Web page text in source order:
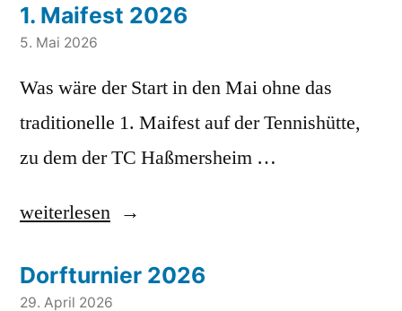
Jürgen
Emmert!“
1. Maifest 2026
5. Mai 2026
Was wäre der Start in den Mai ohne das
traditionelle 1. Maifest auf der Tennishütte,
zu dem der TC Haßmersheim …
„1.
2026“
weiterlesen
Dorfturnier 2026
29. April 2026